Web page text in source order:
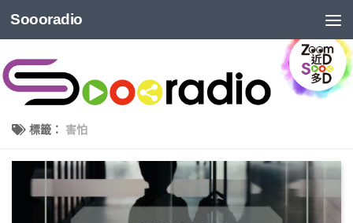
Soooradio
標籤： 害怕